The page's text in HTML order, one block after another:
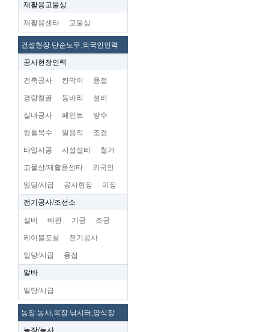
재활용고물상
재활용센타 고물상
건설현장.단순노무.외국인인력
공사현장인력
건축공사 칸막이 용접
경량철골 동바리 설비
실내공사 페인트 방수
형틀목수 일용직 조경
타일시공 시설설비 철거
고물상/재활용센타 외국인
일당/시급 공사현장 미장
전기공사/조선소
설비 배관 기공 조공
케이블포설 전기공사
일당/시급 용접
알바
일당/시급
농장.농사,목장.낚시터,양식장
농장/농사